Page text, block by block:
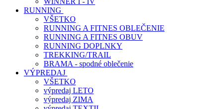
RUNNING
VŠETKO
RUNNING A FITNES OBLEČENIE
RUNNING A FITNES OBUV
RUNNING DOPLNKY
TREKKING/TRAIL
BRAMA - spodné oblečenie
VÝPREDAJ
VŠETKO
výpredaj LETO
výpredaj ZIMA